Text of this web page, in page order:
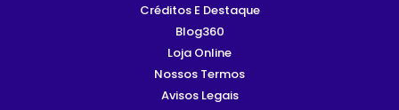
Créditos E Destaque
Blog360
Loja Online
Nossos Termos
Avisos Legais